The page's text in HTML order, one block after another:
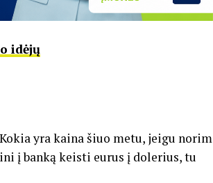
idėjų
yra kaina šiuo metu, jeigu norim
į banką keisti eurus į dolerius, tu